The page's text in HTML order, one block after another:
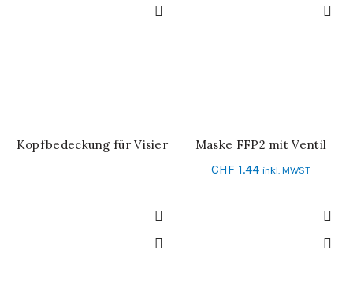
WEITERLESEN
Kopfbedeckung für Visier IN DEN WARENKORB
Maske FFP2 mit Ventil
CHF 1.44 inkl. MWST